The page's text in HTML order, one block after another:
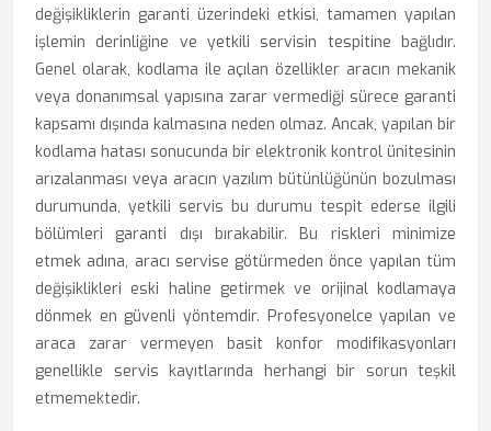
değişikliklerin garanti üzerindeki etkisi, tamamen yapılan
işlemin derinliğine ve yetkili servisin tespitine bağlıdır.
Genel olarak, kodlama ile açılan özellikler aracın mekanik
veya donanımsal yapısına zarar vermediği sürece garanti
kapsamı dışında kalmasına neden olmaz. Ancak, yapılan bir
kodlama hatası sonucunda bir elektronik kontrol ünitesinin
arızalanması veya aracın yazılım bütünlüğünün bozulması
durumunda, yetkili servis bu durumu tespit ederse ilgili
bölümleri garanti dışı bırakabilir. Bu riskleri minimize
etmek adına, aracı servise götürmeden önce yapılan tüm
değişiklikleri eski haline getirmek ve orijinal kodlamaya
dönmek en güvenli yöntemdir. Profesyonelce yapılan ve
araca zarar vermeyen basit konfor modifikasyonları
genellikle servis kayıtlarında herhangi bir sorun teşkil
etmemektedir.